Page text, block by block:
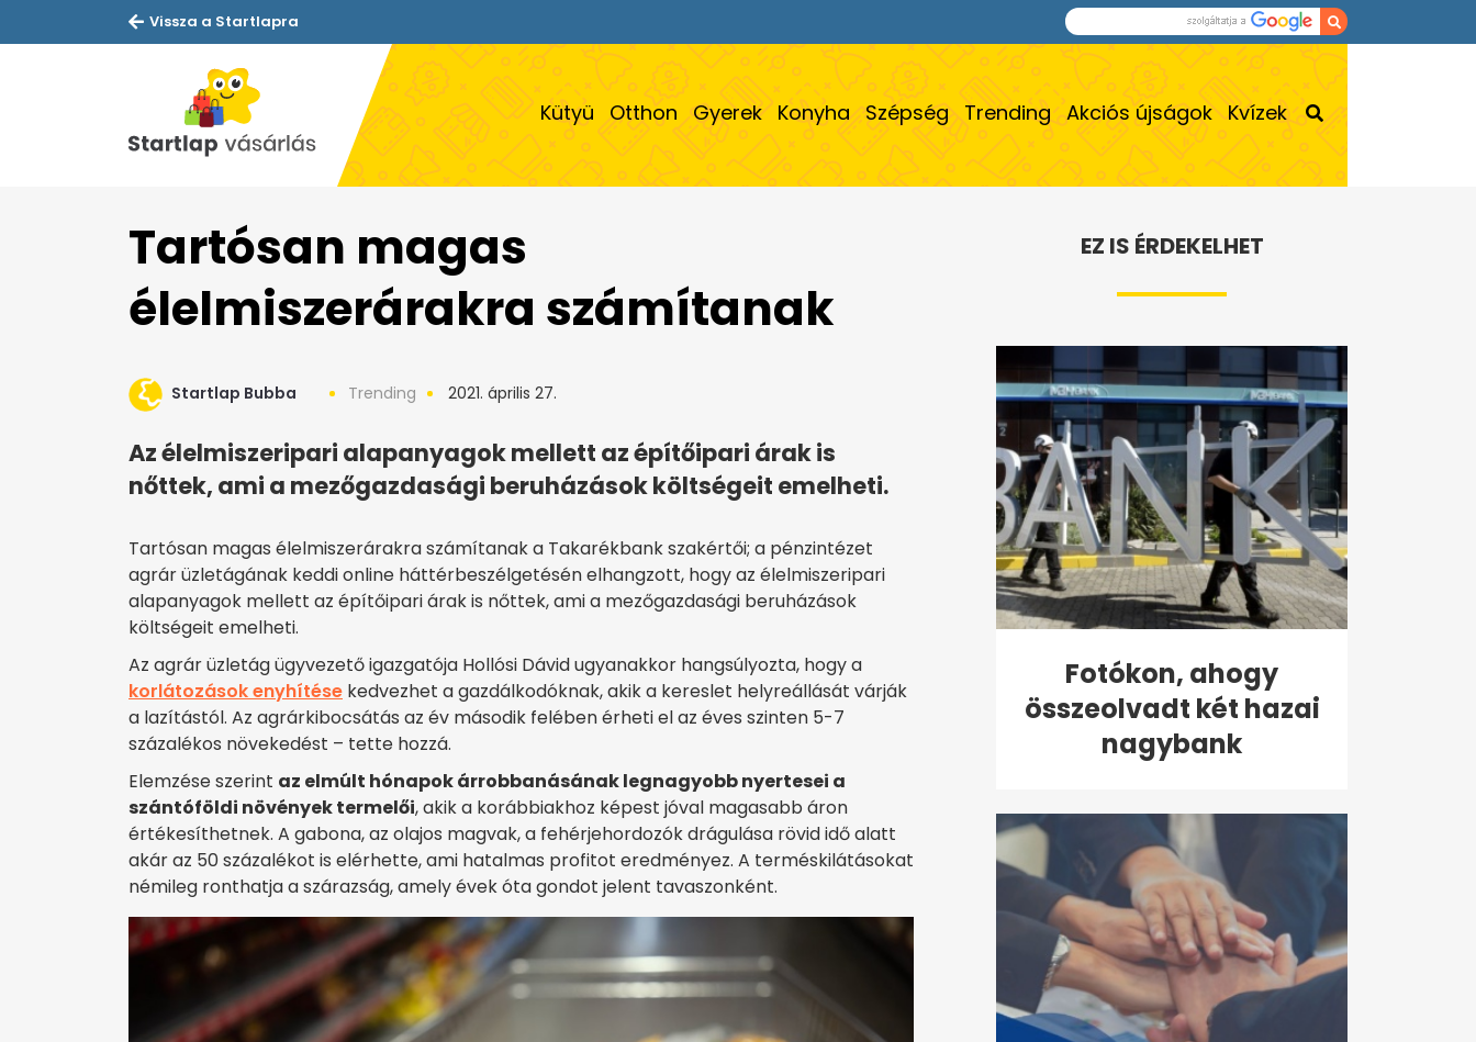
Vissza a Startlapra
Kütyü Otthon Gyerek Konyha Szépség Trending Akciós újságok Kvízek
Tartósan magas
élelmiszerárakra számítanak
Startlap Bubba Trending 2021. április 27.
Az élelmiszeripari alapanyagok mellett az építőipari árak is
nőttek, ami a mezőgazdasági beruházások költségeit emelheti.
Tartósan magas élelmiszerárakra számítanak a Takarékbank szakértői; a pénzintézet
agrár üzletágának keddi online háttérbeszélgetésén elhangzott, hogy az élelmiszeripari
alapanyagok mellett az építőipari árak is nőttek, ami a mezőgazdasági beruházások
költségeit emelheti.
Az agrár üzletág ügyvezető igazgatója Hollósi Dávid ugyanakkor hangsúlyozta, hogy a
korlátozások enyhítése kedvezhet a gazdálkodóknak, akik a kereslet helyreállását várják
a lazítástól. Az agrárkibocsátás az év második felében érheti el az éves szinten 5-7
százalékos növekedést – tette hozzá.
Elemzése szerint az elmúlt hónapok árrobbanásának legnagyobb nyertesei a
szántóföldi növények termelői, akik a korábbiakhoz képest jóval magasabb áron
értékesíthetnek. A gabona, az olajos magvak, a fehérjehordozók drágulása rövid idő alatt
akár az 50 százalékot is elérhette, ami hatalmas profitot eredményez. A terméskilátásokat
némileg ronthatja a szárazság, amely évek óta gondot jelent tavaszonként.
EZ IS ÉRDEKELHET
Fotókon, ahogy
összeolvadt két hazai
nagybank